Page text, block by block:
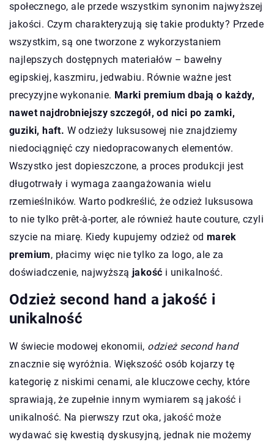
społecznego, ale przede wszystkim synonim najwyższej
jakości. Czym charakteryzują się takie produkty? Przede
wszystkim, są one tworzone z wykorzystaniem
najlepszych dostępnych materiałów – bawełny
egipskiej, kaszmiru, jedwabiu. Równie ważne jest
precyzyjne wykonanie. Marki premium dbają o każdy,
nawet najdrobniejszy szczegół, od nici po zamki,
guziki, haft. W odzieży luksusowej nie znajdziemy
niedociągnięć czy niedopracowanych elementów.
Wszystko jest dopieszczone, a proces produkcji jest
długotrwały i wymaga zaangażowania wielu
rzemieślników. Warto podkreślić, że odzież luksusowa
to nie tylko prêt-à-porter, ale również haute couture, czyli
szycie na miarę. Kiedy kupujemy odzież od marek
premium, płacimy więc nie tylko za logo, ale za
doświadczenie, najwyższą jakość i unikalność.
Odzież second hand a jakość i
unikalność
W świecie modowej ekonomii, odzież second hand
znacznie się wyróżnia. Większość osób kojarzy tę
kategorię z niskimi cenami, ale kluczowe cechy, które
sprawiają, że zupełnie innym wymiarem są jakość i
unikalność. Na pierwszy rzut oka, jakość może
wydawać się kwestią dyskusyjną, jednak nie możemy